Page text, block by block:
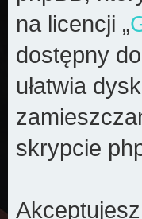
na licencji „
dostępny
ułatwia
skrypcie